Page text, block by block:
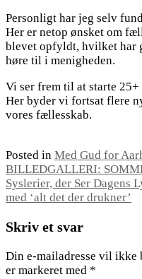
Personligt har jeg selv
Her er netop ønsket om
blevet opfyldt, hvilket har
høre til i menigheden.
Vi ser frem til at starte
Her byder vi fortsat flere
vores fællesskab.
Posted in Med Gud for
BILLEDGALLERI:
Syslerier, der Ser Dagens
med ‘alt det der drukner’
Skriv et svar
Din e-mailadresse vil ikke
er markeret med *